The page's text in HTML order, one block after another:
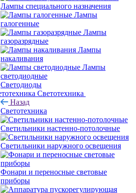
Лампы специального назначения
Лампы
галогенные
Лампы
газоразрядные
Лампы
накаливания
Лампы
светодиодные
Светодиоды
Светотехника
Назад
Светотехника
Светильники настенно-потолочные
Светильники наружного освещения
Фонари и переносные световые
приборы